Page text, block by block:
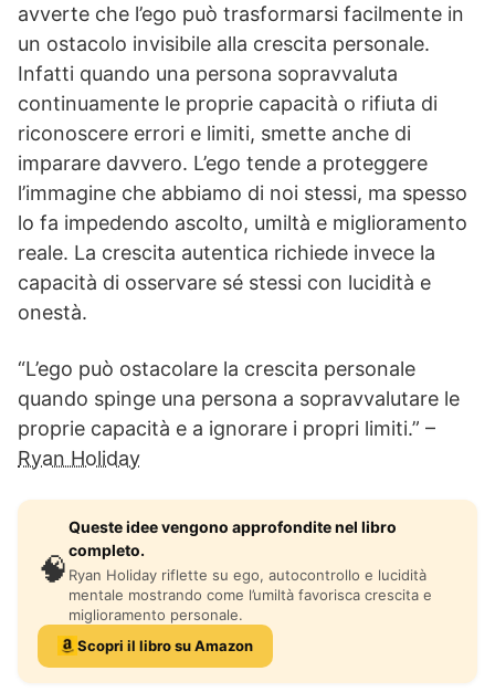
avverte che l’ego può trasformarsi facilmente in
un ostacolo invisibile alla crescita personale.
Infatti quando una persona sopravvaluta
continuamente le proprie capacità o rifiuta di
riconoscere errori e limiti, smette anche di
imparare davvero. L’ego tende a proteggere
l’immagine che abbiamo di noi stessi, ma spesso
lo fa impedendo ascolto, umiltà e miglioramento
reale. La crescita autentica richiede invece la
capacità di osservare sé stessi con lucidità e
onestà.
“L’ego può ostacolare la crescita personale
quando spinge una persona a sopravvalutare le
proprie capacità e a ignorare i propri limiti.” –
Ryan Holiday
🧠
Queste idee vengono approfondite nel libro
completo.
Ryan Holiday riflette su ego, autocontrollo e lucidità
mentale mostrando come l’umiltà favorisca crescita e
miglioramento personale.
Scopri il libro su Amazon